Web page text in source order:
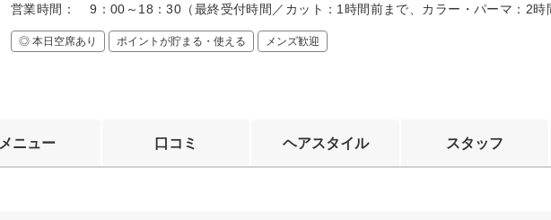
営業時間：
9：00～18：30（最終受付時間／カット：1時間前まで、カラー・パーマ：2時
◎ 本日空席あり ポイントが貯まる・使える メンズ歓迎
メニュー 口コミ ヘアスタイル スタッフ